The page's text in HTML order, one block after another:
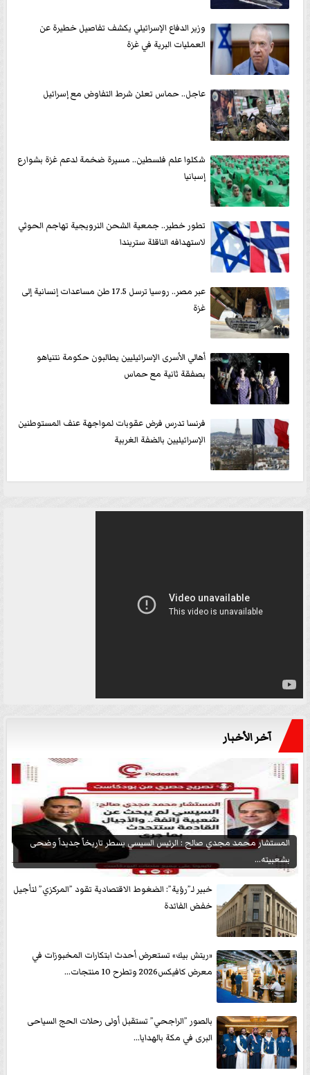
وزير الدفاع الإسرائيلي يكشف تفاصيل خطيرة عن
العمليات البرية في غزة
عاجل.. حماس تعلن شرط التفاوض مع إسرائيل
شكلوا علم فلسطين.. مسيرة ضخمة لدعم غزة بشوارع
إسبانيا
تطور خطير.. جمعية الشحن النرويجية تهاجم الحوثي
لاستهدافه الناقلة ستريندا
عبر مصر.. روسيا ترسل 17.5 طن مساعدات إنسانية إلى
غزة
أهالي الأسرى الإسرائيليين يطالبون حكومة نتنياهو
بصفقة ثانية مع حماس
فرنسا تدرس فرض عقوبات لمواجهة عنف المستوطنين
الإسرائيليين بالضفة الغربية
آخر الأخبار
المستشار محمد مجدي صالح : الرئيس السيسي يسطر تاريخاً جديداً وضحى
بشعبيته...
خبير لـ”رؤية”: الضغوط الاقتصادية تقود ”المركزي” لتأجيل
خفض الفائدة
«ريتش بيك» تستعرض أحدث ابتكارات المخبوزات في
معرض كافيكس2026 وتطرح 10 منتجات...
بالصور ”الراجحي” تستقبل أولى رحلات الحج السياحى
البرى في مكة بالهدايا...